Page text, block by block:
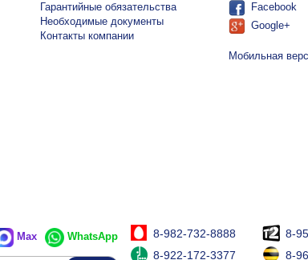
Гарантийные обязательства
Необходимые документы
Контакты компании
Facebook
Google+
Мобильная
Max WhatsApp
8-982-732-8888
8-922-172-3377
8-
8-